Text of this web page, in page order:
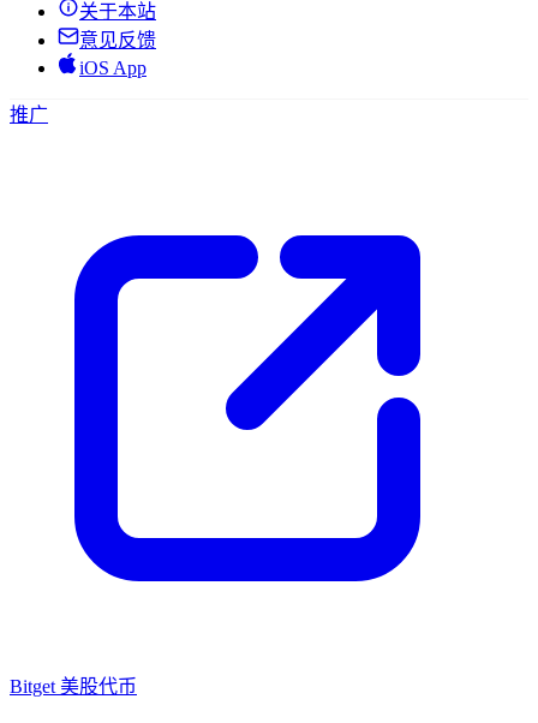
关于本站
意见反馈
iOS App
推广
Bitget 美股代币